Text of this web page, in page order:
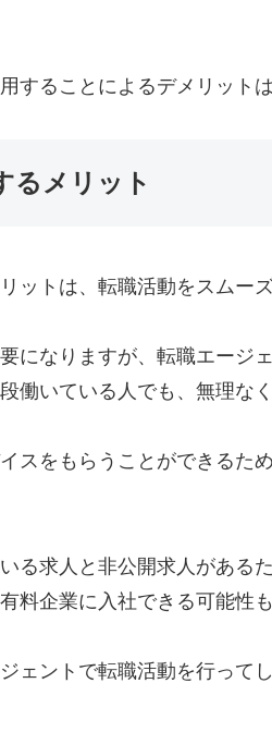
することによるデメリット
るメリット
ットは、転職活動をスムー
になりますが、転職エージ
働いている人でも、無理な
スをもらうことができるた
る求人と非公開求人がある
料企業に入社できる可能性も
ェントで転職活動を行って